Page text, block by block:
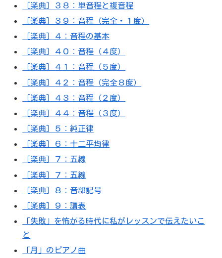
［楽典］３８：単音程と複音程
［楽典］３９：音程（完全・１度）
［楽典］４：音程の基本
［楽典］４０：音程（４度）
［楽典］４１：音程（５度）
［楽典］４２：音程（完全８度）
［楽典］４３：音程（２度）
［楽典］４４：音程（３度）
［楽典］５：純正律
［楽典］６：十二平均律
［楽典］７：五線
［楽典］７：五線
［楽典］８：音部記号
［楽典］９：譜表
「失敗」を怖がる時代に私がレッスンで伝えたいこ
と
「月」のピアノ曲